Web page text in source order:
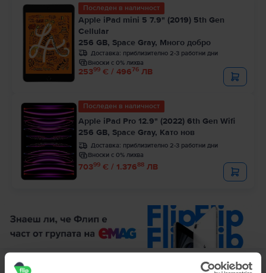
Последен в наличност
Apple iPad mini 5 7.9" (2019) 5th Gen
Cellular
256 GB, Space Gray, Много добро
Доставка: приблизително 2-3 работни дни
Вноски с 0% лихва
25399 € / 49676 ЛВ
Последен в наличност
Apple iPad Pro 12.9" (2022) 6th Gen Wifi
256 GB, Space Gray, Като нов
Доставка: приблизително 2-3 работни дни
Вноски с 0% лихва
70399 € / 1.37688 ЛВ